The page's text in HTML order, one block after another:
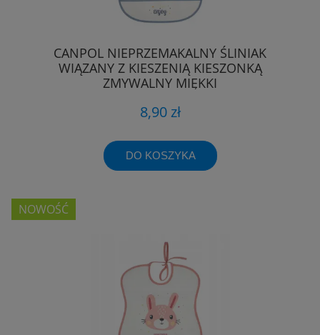
CANPOL NIEPRZEMAKALNY ŚLINIAK
WIĄZANY Z KIESZENIĄ KIESZONKĄ
ZMYWALNY MIĘKKI
8,90 zł
DO KOSZYKA
NOWOŚĆ